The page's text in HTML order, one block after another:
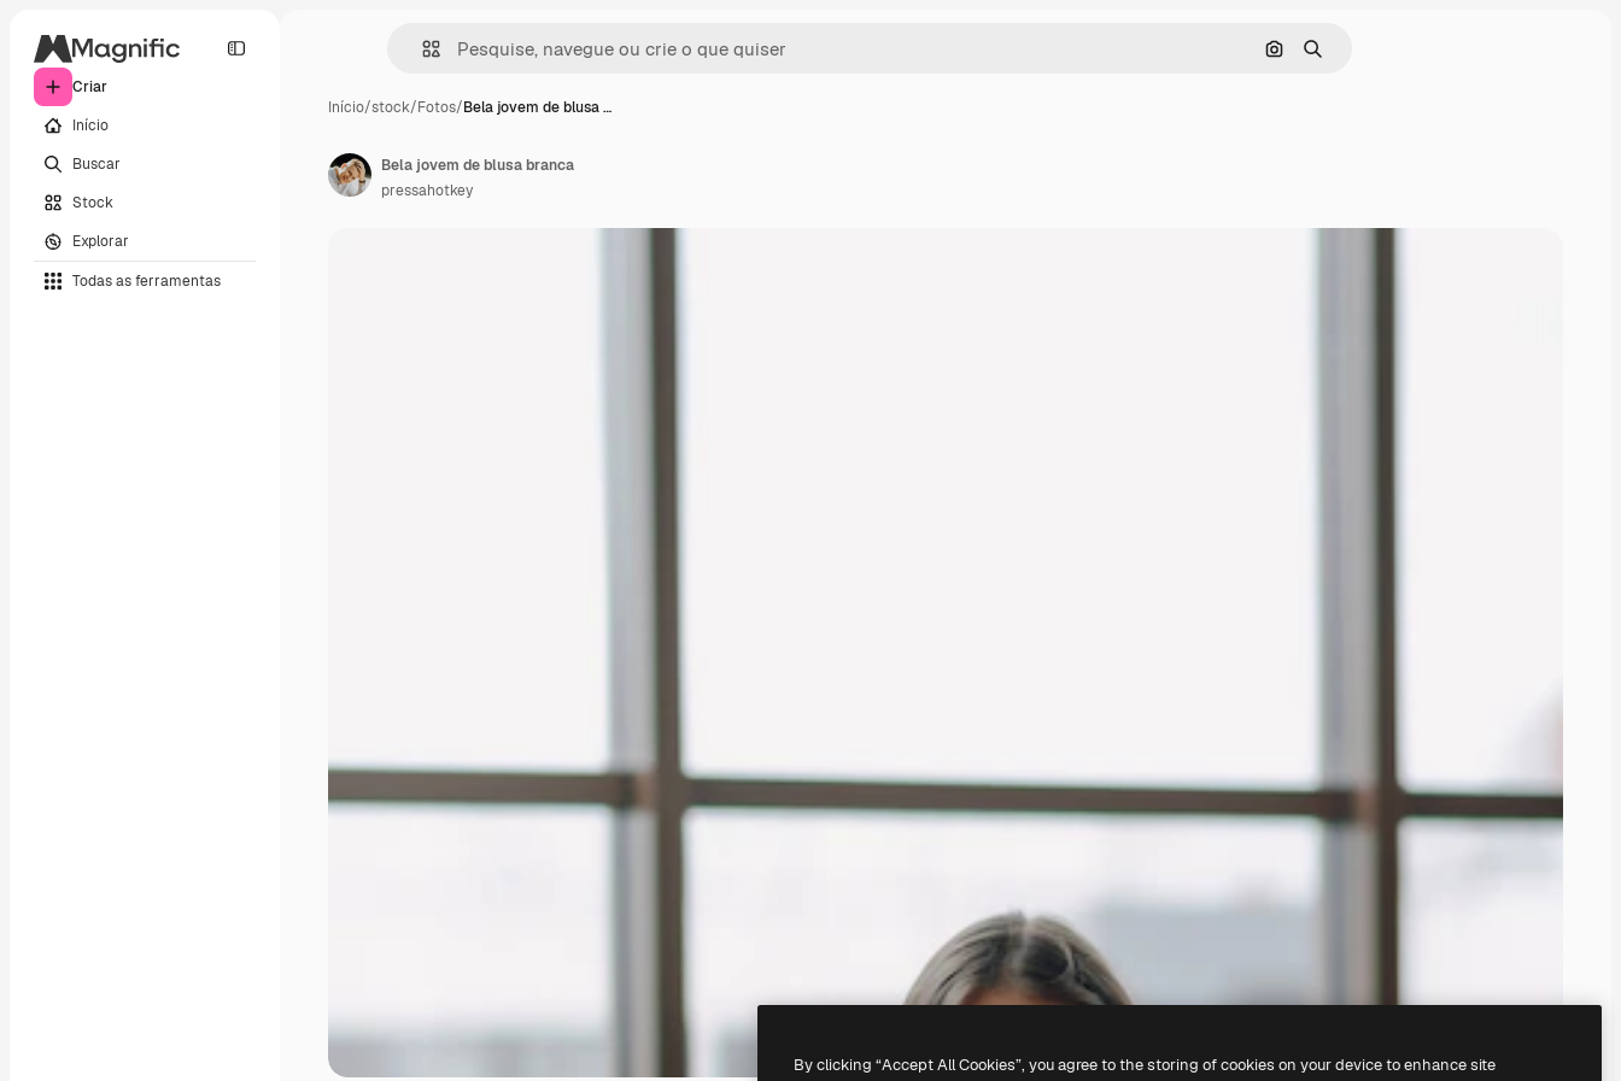
Criar
Início
Buscar
Stock
Explorar
Todas as ferramentas
Pesquisar por imagem
Buscar
Início/stock/Fotos/Bela jovem de blusa …
Bela jovem de blusa branca
pressahotkey
By clicking “Accept All Cookies”, you agree to the storing of cookies on your device to enhance site